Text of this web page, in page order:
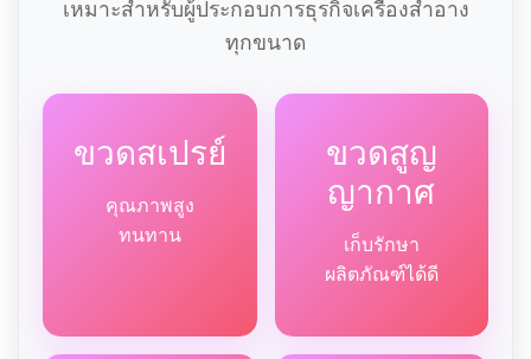
เหมาะสำหรับผู้ประกอบการธุรกิจเครื่องสำอาง
ทุกขนาด
ขวดสเปรย์
คุณภาพสูง
ทนทาน
ขวดสูญ
ญากาศ
เก็บรักษา
ผลิตภัณฑ์ได้ดี